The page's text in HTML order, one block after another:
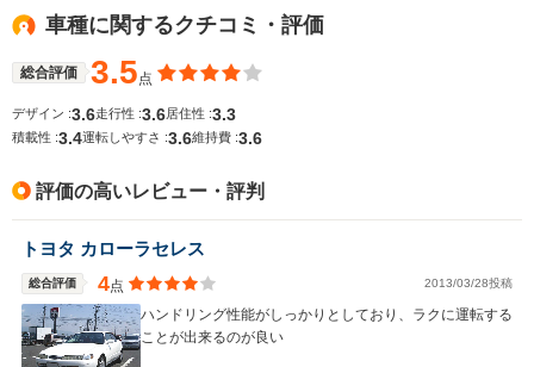
WLTCモード
燃費
車種に関するクチコミ・評価
総合評価 3.5点
デザイン :3.6走行性 :3.6居住性 :3.3
積載性 :3.4運転しやすさ :3.6維持費 :3.6
評価の高いレビュー・評判
トヨタ カローラセレス
総合評価 4点 2013/03/28投稿
ハンドリング性能がしっかりとしており、ラクに運転する
ことが出来るのが良い